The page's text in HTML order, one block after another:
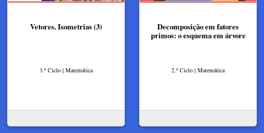
Vetores. Isometrias (3)
3.º Ciclo | Matemática
Decomposição em fatores
primos: o esquema em árvore
2.º Ciclo | Matemática